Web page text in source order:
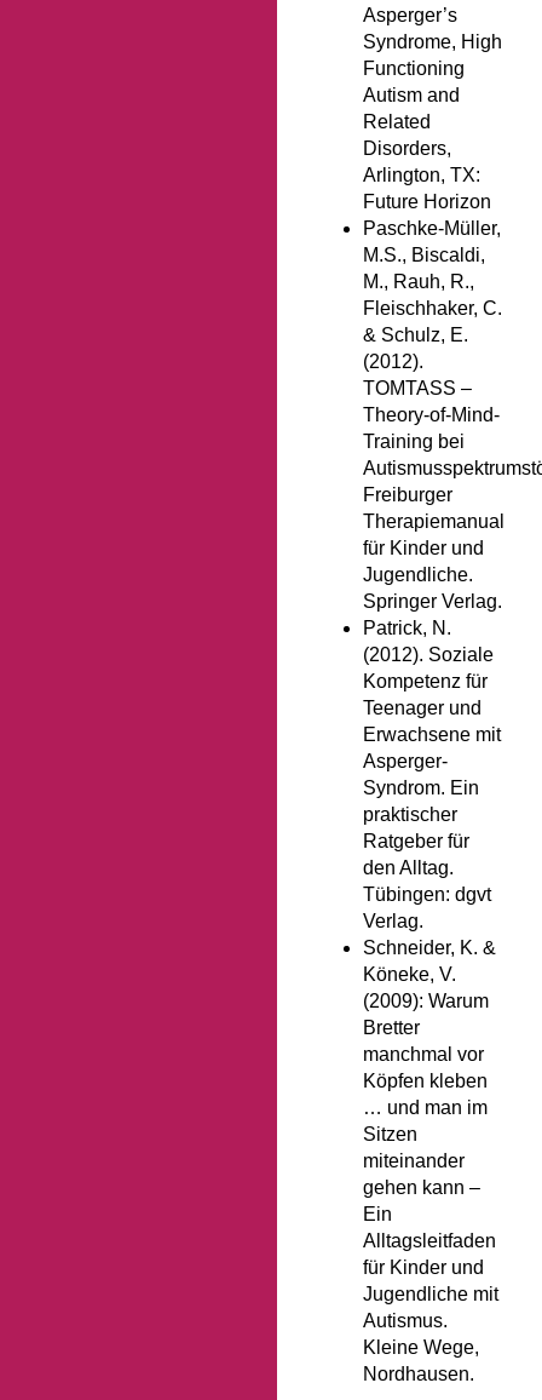
Asperger’s
Syndrome, High
Functioning
Autism and
Related
Disorders,
Arlington, TX:
Future Horizon
Paschke-Müller,
M.S., Biscaldi,
M., Rauh, R.,
Fleischhaker, C.
& Schulz, E.
(2012).
TOMTASS –
Theory-of-Mind-
Training bei
Freiburger
Therapiemanual
für Kinder und
Jugendliche.
Springer Verlag.
Patrick, N.
(2012). Soziale
Kompetenz für
Teenager und
Erwachsene mit
Asperger-
Syndrom. Ein
praktischer
Ratgeber für
den Alltag.
Tübingen: dgvt
Verlag.
Schneider, K. &
Köneke, V.
(2009): Warum
Bretter
manchmal vor
Köpfen kleben
… und man im
Sitzen
miteinander
gehen kann –
Ein
Alltagsleitfaden
für Kinder und
Jugendliche mit
Autismus.
Kleine Wege,
Nordhausen.